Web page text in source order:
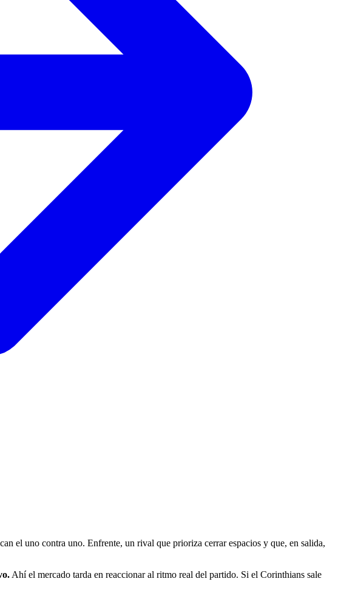
el uno contra uno. Enfrente, un rival que prioriza cerrar espacios y que, en salida,
Ahí el mercado tarda en reaccionar al ritmo real del partido. Si el Corinthians sale